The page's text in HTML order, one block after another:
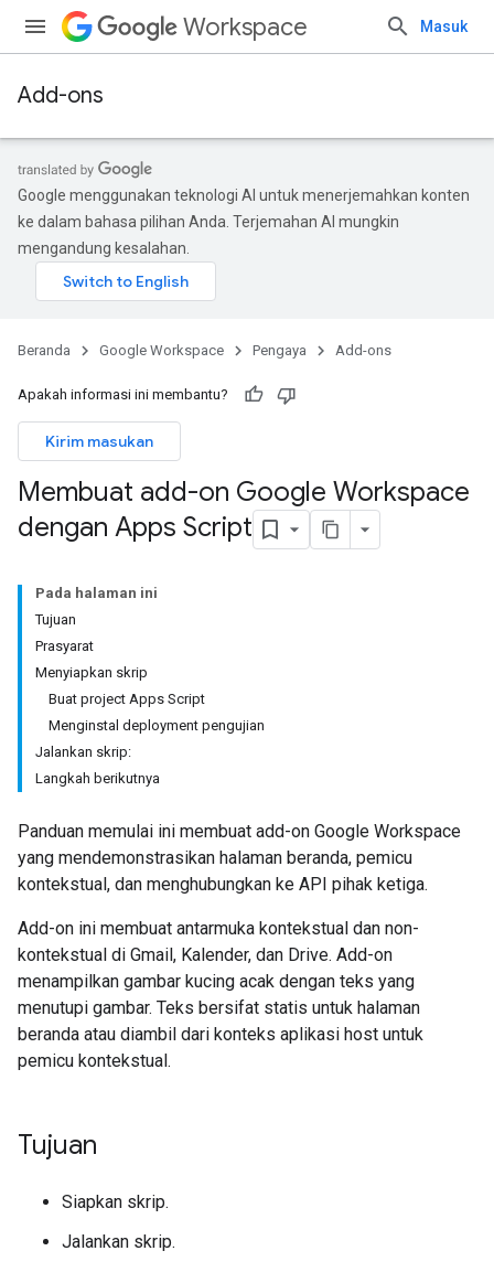
Workspace Masuk
Add-ons
Google menggunakan teknologi AI untuk menerjemahkan konten
ke dalam bahasa pilihan Anda. Terjemahan AI mungkin
mengandung kesalahan.
Beranda Google Workspace Pengaya Add-ons
Apakah informasi ini membantu?
Kirim masukan
Membuat add-on Google Workspace
dengan Apps Script
Pada halaman ini
Tujuan
Prasyarat
Menyiapkan skrip
Buat project Apps Script
Menginstal deployment pengujian
Jalankan skrip:
Langkah berikutnya
Panduan memulai ini membuat add-on Google Workspace
yang mendemonstrasikan halaman beranda, pemicu
kontekstual, dan menghubungkan ke API pihak ketiga.
Add-on ini membuat antarmuka kontekstual dan non-
kontekstual di Gmail, Kalender, dan Drive. Add-on
menampilkan gambar kucing acak dengan teks yang
menutupi gambar. Teks bersifat statis untuk halaman
beranda atau diambil dari konteks aplikasi host untuk
pemicu kontekstual.
Tujuan
Siapkan skrip.
Jalankan skrip.